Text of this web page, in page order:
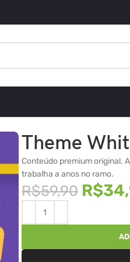
Theme
Conteúdo premium original.
trabalha a anos no ramo.
R$59,90 R$